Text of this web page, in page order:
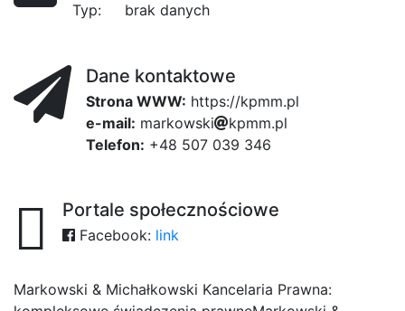
Typ:
brak danych
Dane kontaktowe
Strona WWW: https://kpmm.pl
e-mail: markowski kpmm.pl
Telefon: +48 507 039 346
Portale społecznościowe
Facebook: link
Markowski & Michałkowski Kancelaria Prawna: